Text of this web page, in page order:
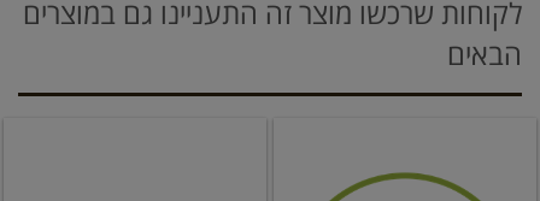
לקוחות שרכשו מוצר זה התעניינו גם במוצרים
הבאים